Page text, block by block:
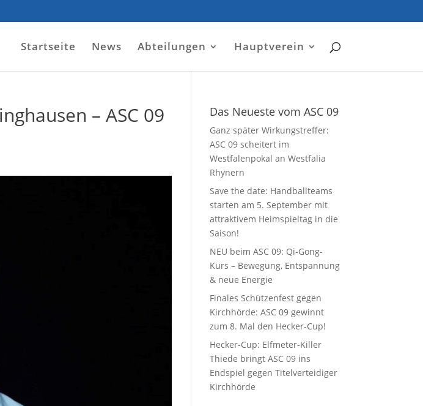
Startseite News Abteilungen Hauptverein
– ASC 09 Das Neueste vom ASC 09
Ganz später Wirkungstreffer:
ASC 09 scheitert im
Westfalenpokal an Westfalia
Rhynern
Save the date: Handballteams
starten am 5. September mit
attraktivem Heimspieltag in die
Saison!
NEU beim ASC 09: Qi-Gong-
Kurs – Bewegung, Entspannung
& neue Energie
Finales Schützenfest gegen
Kirchhörde: ASC 09 gewinnt
zum 8. Mal den Hecker-Cup!
Hecker-Cup: Elfmeter-Killer
Thiede bringt ASC 09 ins
Endspiel gegen Titelverteidiger
Kirchhörde